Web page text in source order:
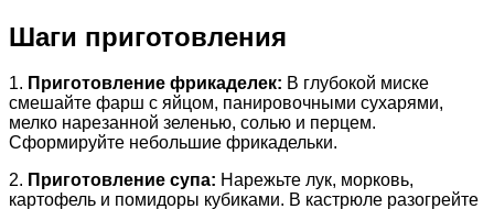
Шаги приготовления
1. Приготовление фрикаделек: В глубокой миске
смешайте фарш с яйцом, панировочными сухарями,
мелко нарезанной зеленью, солью и перцем.
Сформируйте небольшие фрикадельки.
2. Приготовление супа: Нарежьте лук, морковь,
картофель и помидоры кубиками. В кастрюле разогрейте